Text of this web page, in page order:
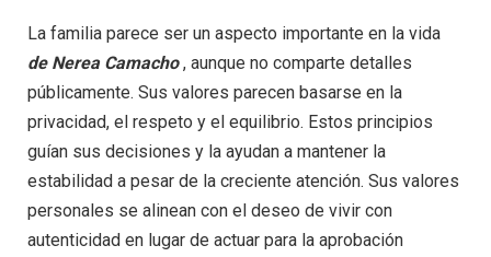
La familia parece ser un aspecto importante en la vida
de Nerea Camacho, aunque no comparte detalles
públicamente. Sus valores parecen basarse en la
privacidad, el respeto y el equilibrio. Estos principios
guían sus decisiones y la ayudan a mantener la
estabilidad a pesar de la creciente atención. Sus valores
personales se alinean con el deseo de vivir con
autenticidad en lugar de actuar para la aprobación